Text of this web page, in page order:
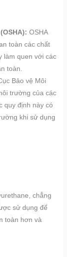
OSHA
toàn các chất
làm quen với các
toàn.
Bảo vệ Môi
trường của các
quy định này có
khi sử dụng
chẳng
sử dụng để
toàn hơn và